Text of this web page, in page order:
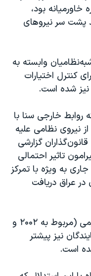
خاورمیانه بود،
پشت سر نیروهای
وابسته به
کنترل اختیارات
شده است.
روابط خارجی سنا با
نیروی نظامی علیه
کند. روز دوشنبه ٢١ تیر، قانون‌گذاران گزارشی
تاثیر احتمالی
به ویژه با تمرکز
عراق دریافت
جو بایدن از لغو این مجوزهای قدیمی (مربوط به ۲۰۰۲ و
نیز پیشتر
است.